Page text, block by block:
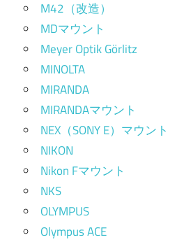
M42（改造）
MDマウント
Meyer Optik Görlitz
MINOLTA
MIRANDA
MIRANDAマウント
NEX（SONY E）マウント
NIKON
Nikon Fマウント
NKS
OLYMPUS
Olympus ACE